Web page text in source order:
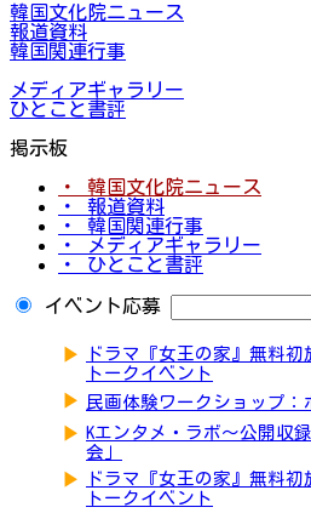
韓国文化院ニュース
報道資料
韓国関連行事
メディアギャラリー
ひとこと書評
掲示板
・ 韓国文化院ニュース
・ 報道資料
・ 韓国関連行事
・ メディアギャラリー
・ ひとこと書評
イベント応募
▶
ドラマ『女王の家』無料
トークイベント
▶ 民画体験ワークショップ
▶ Kエンタメ・ラボ～公開収
会」
▶
ドラマ『女王の家』無料
トークイベント